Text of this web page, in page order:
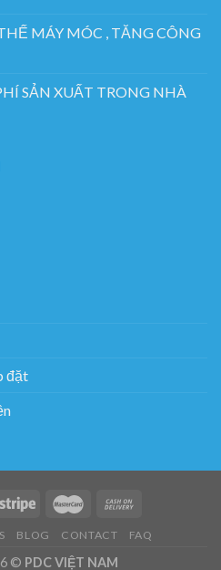
MÁY MÓC , TĂNG CÔNG
SẢN XUẤT TRONG NHÀ
đặt
BLOG CONTACT FAQ
© PDC VIỆT NAM